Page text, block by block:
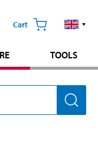
Cart
TOOLS